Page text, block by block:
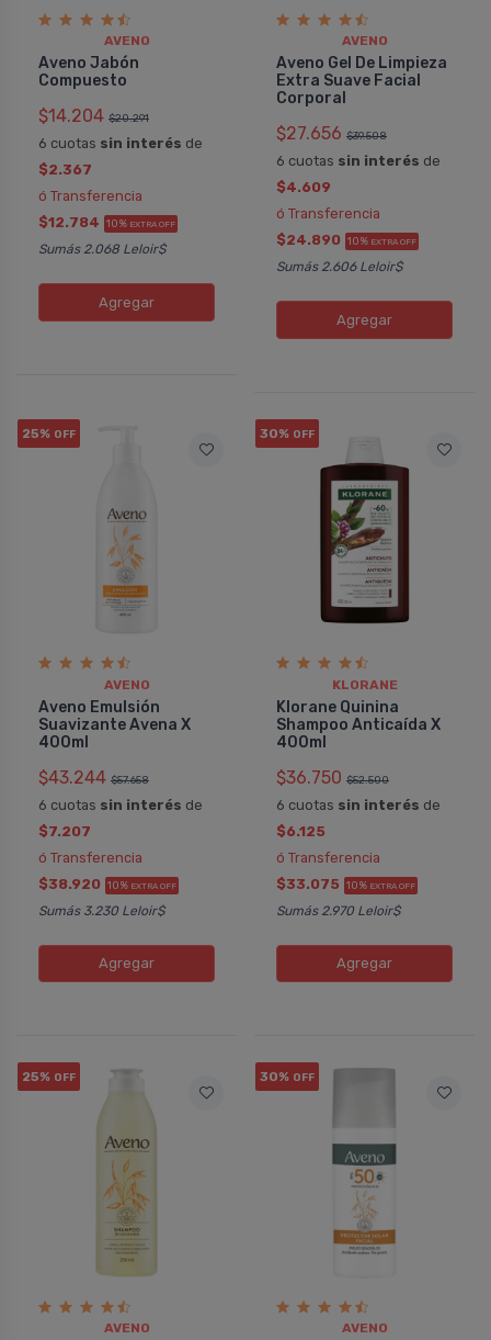
AVENO
Aveno Jabón
Compuesto
$14.204 $20.291
6 cuotas sin interés de
$2.367
ó Transferencia
$12.784 10% EXTRA OFF
Sumás 2.068 Leloir$
Agregar
AVENO
Aveno Gel De Limpieza
Extra Suave Facial
Corporal
$27.656 $39.508
6 cuotas sin interés de
$4.609
ó Transferencia
$24.890 10% EXTRA OFF
Sumás 2.606 Leloir$
Agregar
25% OFF
AVENO
Aveno Emulsión
Suavizante Avena X
400ml
$43.244 $57.658
6 cuotas sin interés de
$7.207
ó Transferencia
$38.920 10% EXTRA OFF
Sumás 3.230 Leloir$
Agregar
30% OFF
KLORANE
Klorane Quinina
Shampoo Anticaí­da X
400ml
$36.750 $52.500
6 cuotas sin interés de
$6.125
ó Transferencia
$33.075 10% EXTRA OFF
Sumás 2.970 Leloir$
Agregar
25% OFF
AVENO
30% OFF
AVENO